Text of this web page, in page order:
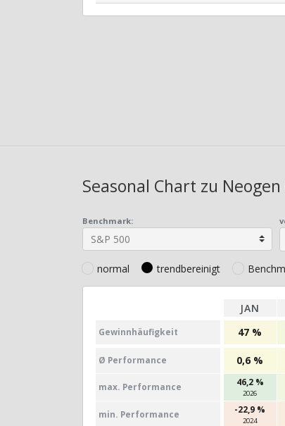
Seasonal Chart zu
Benchmark:
normal trendbereinigt
JAN
Gewinn­häufig­keit 47 %
Ø Perfor­mance 0,6 %
max. Per­for­mance 46,2 %
2026
min. Per­for­mance -22,9 %
2024